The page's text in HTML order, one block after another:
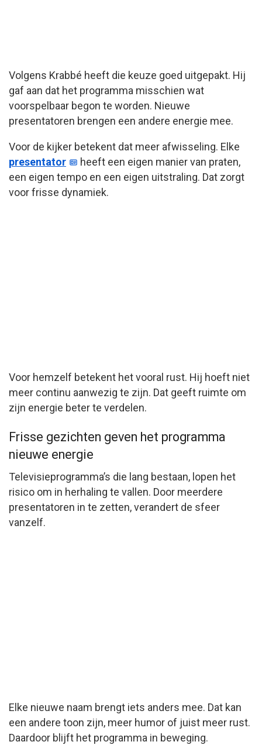
Volgens Krabbé heeft die keuze goed uitgepakt. Hij
gaf aan dat het programma misschien wat
voorspelbaar begon te worden. Nieuwe
presentatoren brengen een andere energie mee.
Voor de kijker betekent dat meer afwisseling. Elke
presentator
heeft een eigen manier van praten,
een eigen tempo en een eigen uitstraling. Dat zorgt
voor frisse dynamiek.
Voor hemzelf betekent het vooral rust. Hij hoeft niet
meer continu aanwezig te zijn. Dat geeft ruimte om
zijn energie beter te verdelen.
Frisse gezichten geven het programma
nieuwe energie
Televisieprogramma’s die lang bestaan, lopen het
risico om in herhaling te vallen. Door meerdere
presentatoren in te zetten, verandert de sfeer
vanzelf.
Elke nieuwe naam brengt iets anders mee. Dat kan
een andere toon zijn, meer humor of juist meer rust.
Daardoor blijft het programma in beweging.